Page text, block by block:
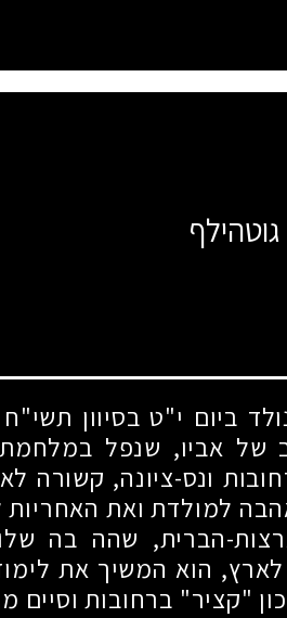
ביום י"ט בסיוון תשי"ח
של אביו, שנפל
ונס-ציונה, קשורה
למולדת ואת
הברית, שהה בה
הוא המשיך את
"קציר" ברחובות וסיים